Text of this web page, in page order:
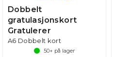
Dobbelt
gratulasjonskort
Gratulerer
A6 Dobbelt kort
50+ på lager